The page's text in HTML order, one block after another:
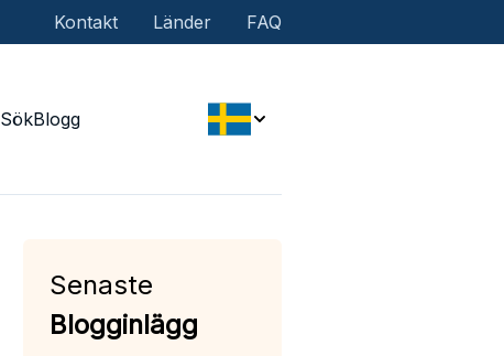
Kontakt Länder FAQ
SökBlogg
Senaste
Blogginlägg